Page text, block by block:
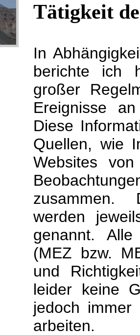
Tätigkeit
In
berichte ich
großer
Ereignisse
Diese
Quellen, wie
Websites
zusammen.
werden
genannt.
(MEZ bzw.
und
leider keine
jedoch
arbeiten.